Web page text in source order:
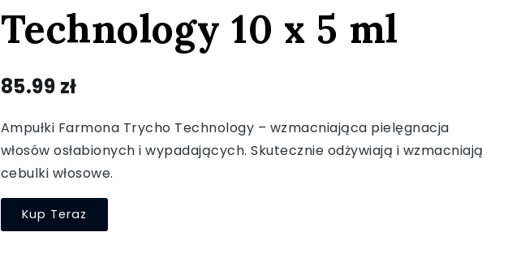
Technology 10 x 5 ml
85.99 zł
Ampułki Farmona Trycho Technology – wzmacniająca pielęgnacja
włosów osłabionych i wypadających. Skutecznie odżywiają i wzmacniają
cebulki włosowe.
Kup Teraz